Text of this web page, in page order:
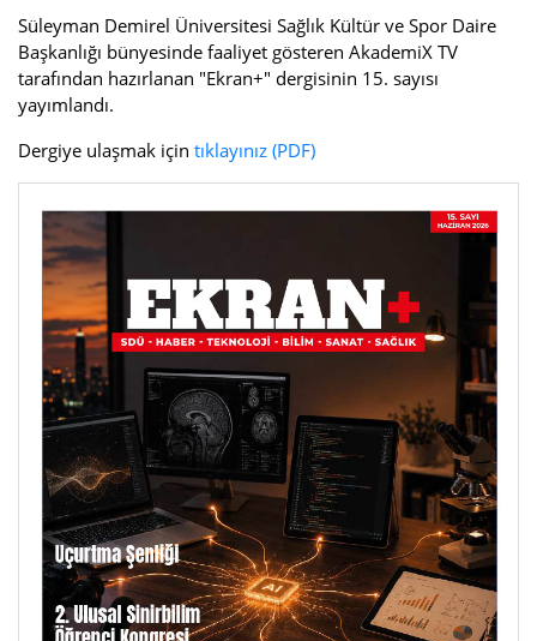
Süleyman Demirel Üniversitesi Sağlık Kültür ve Spor Daire
Başkanlığı bünyesinde faaliyet gösteren AkademiX TV
tarafından hazırlanan "Ekran+" dergisinin 15. sayısı
yayımlandı.
Dergiye ulaşmak için tıklayınız (PDF)